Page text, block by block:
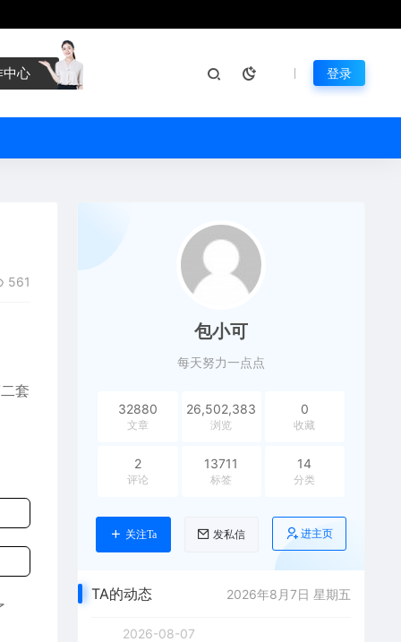
心 登录
561
套
包小可
每天努力一点点
32880
文章
26,502,383
浏览
0
收藏
2
评论
13711
标签
14
分类
关注Ta 发私信 进主页
TA的动态 2026年8月7日 星期五
2026-08-07